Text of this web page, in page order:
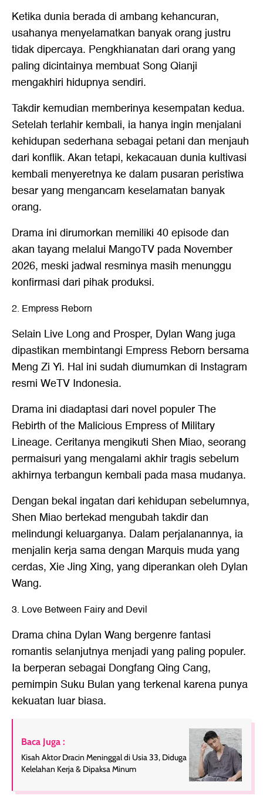
Ketika dunia berada di ambang kehancuran,
usahanya menyelamatkan banyak orang justru
tidak dipercaya. Pengkhianatan dari orang yang
paling dicintainya membuat Song Qianji
mengakhiri hidupnya sendiri.
Takdir kemudian memberinya kesempatan kedua.
Setelah terlahir kembali, ia hanya ingin menjalani
kehidupan sederhana sebagai petani dan menjauh
dari konflik. Akan tetapi, kekacauan dunia kultivasi
kembali menyeretnya ke dalam pusaran peristiwa
besar yang mengancam keselamatan banyak
orang.
Drama ini dirumorkan memiliki 40 episode dan
akan tayang melalui MangoTV pada November
2026, meski jadwal resminya masih menunggu
konfirmasi dari pihak produksi.
2. Empress Reborn
Selain Live Long and Prosper, Dylan Wang juga
dipastikan membintangi Empress Reborn bersama
Meng Zi Yi. Hal ini sudah diumumkan di Instagram
resmi WeTV Indonesia.
Drama ini diadaptasi dari novel populer The
Rebirth of the Malicious Empress of Military
Lineage. Ceritanya mengikuti Shen Miao, seorang
permaisuri yang mengalami akhir tragis sebelum
akhirnya terbangun kembali pada masa mudanya.
Dengan bekal ingatan dari kehidupan sebelumnya,
Shen Miao bertekad mengubah takdir dan
melindungi keluarganya. Dalam perjalanannya, ia
menjalin kerja sama dengan Marquis muda yang
cerdas, Xie Jing Xing, yang diperankan oleh Dylan
Wang.
3. Love Between Fairy and Devil
Drama china Dylan Wang bergenre fantasi
romantis selanjutnya menjadi yang paling populer.
Ia berperan sebagai Dongfang Qing Cang,
pemimpin Suku Bulan yang terkenal karena punya
kekuatan luar biasa.
Baca Juga :
Kisah Aktor Dracin Meninggal di Usia 33, Diduga
Kelelahan Kerja & Dipaksa Minum